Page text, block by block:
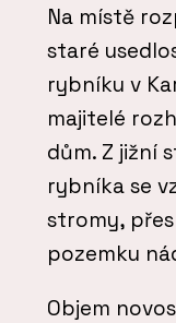
Na místě
staré
rybníku v
majitelé
dům. Z jižní
rybníka se
stromy,
pozemku
Objem